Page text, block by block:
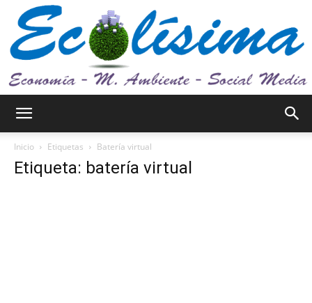
Inicio Etiquetas Batería virtual
Etiqueta: batería virtual